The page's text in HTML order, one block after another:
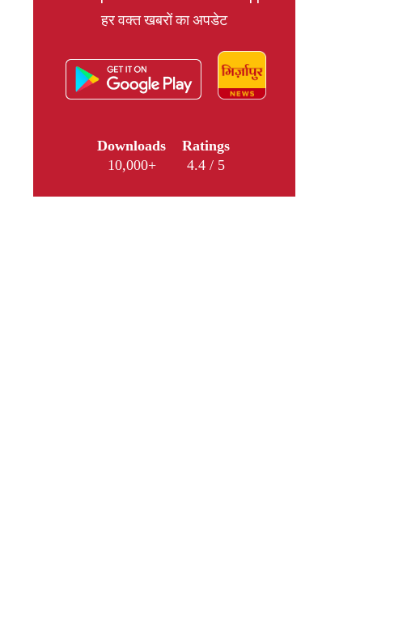
हर वक्त खबरों का अपडेट
Downloads
10,000+
Ratings
4.4 / 5